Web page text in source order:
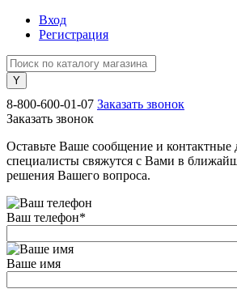
Вход
Регистрация
8-800-600-01-07 Заказать звонок
Заказать звонок
Оставьте Ваше сообщение и
специалисты свяжутся с Вами в
решения Вашего вопроса.
Ваш телефон*
Ваше имя